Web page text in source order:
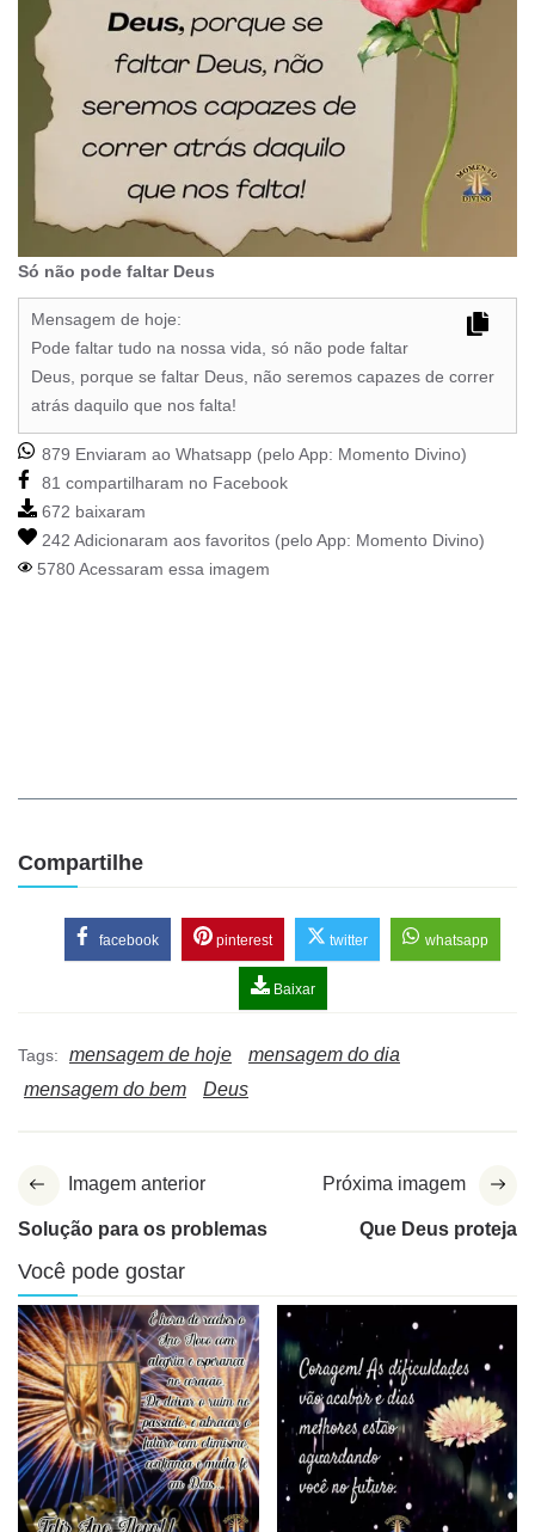
Só não pode faltar Deus
Mensagem de hoje:
Pode faltar tudo na nossa vida, só não pode faltar
Deus, porque se faltar Deus, não seremos capazes de correr
atrás daquilo que nos falta!
879 Enviaram ao Whatsapp (pelo App: Momento Divino)
81 compartilharam no Facebook
672 baixaram
242 Adicionaram aos favoritos (pelo App: Momento Divino)
5780 Acessaram essa imagem
Compartilhe
facebook pinterest twitter whatsapp
Baixar
Tags: mensagem de hoje
mensagem do dia
mensagem do bem
Deus
Imagem anterior
Solução para os problemas
Próxima imagem
Que Deus proteja
Você pode gostar